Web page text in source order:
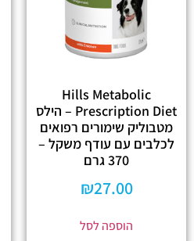
Hills Metabolic
Prescription Diet – הילס
מטבוליק שימורים רפואים
לכלבים עם עודף משקל –
370 גרם
₪27.00
הוספה לסל